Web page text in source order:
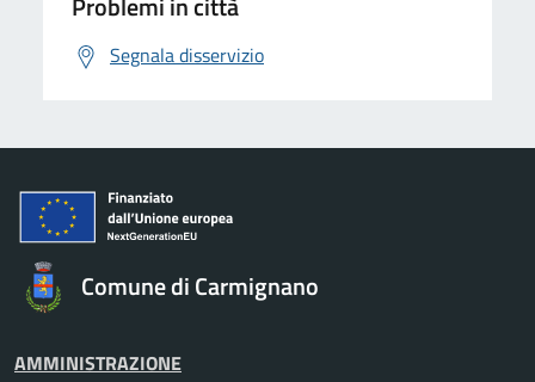
Segnala disservizio
Comune di Carmignano
AMMINISTRAZIONE